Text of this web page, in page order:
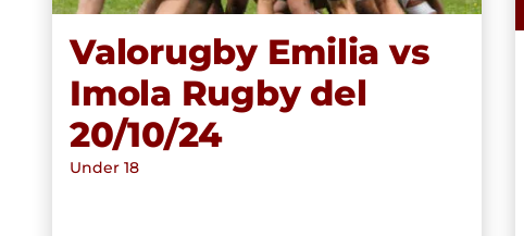
Valorugby Emilia vs
Imola Rugby del
20/10/24
Under 18